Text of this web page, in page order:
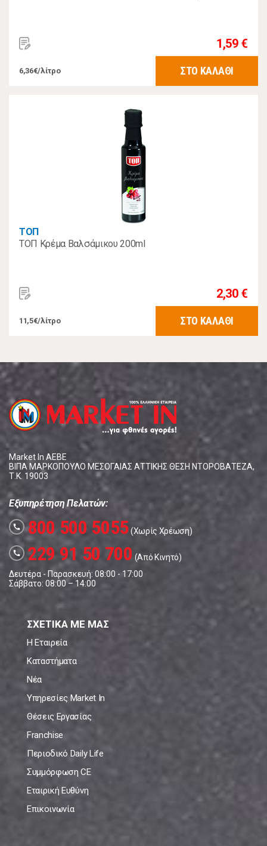
1,59 €
6,36€/λίτρο ΣΤΟ ΚΑΛΑΘΙ
ΤΟΠ
ΤΟΠ Κρέμα Βαλσάμικου 200ml
2,30 €
11,5€/λίτρο ΣΤΟ ΚΑΛΑΘΙ
Market In ΑΕΒΕ
ΒΙΠΑ ΜΑΡΚΟΠΟΥΛΟ ΜΕΣΟΓΑΙΑΣ ΑΤΤΙΚΗΣ ΘΕΣΗ ΝΤΟΡΟΒΑΤΕΖΑ,
Τ.Κ. 19003
Εξυπηρέτηση Πελατών:
call 800 500 5055(Χωρίς Χρέωση)
call 229 91 50 700 (Από Κινητό)
Δευτέρα - Παρασκευή: 08:00 - 17:00
Σάββατο: 08:00 – 14:00
ΣΧΕΤΙΚΑ ΜΕ ΜΑΣ
Η Εταιρεία
Καταστήματα
Νέα
Υπηρεσίες Market In
Θέσεις Εργασίας
Franchise
Περιοδικό Daily Life
Συμμόρφωση CE
Εταιρική Ευθύνη
Επικοινωνία